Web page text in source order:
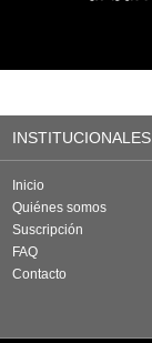
INSTITUCIONALES
Inicio
Quiénes somos
Suscripción
FAQ
Contacto